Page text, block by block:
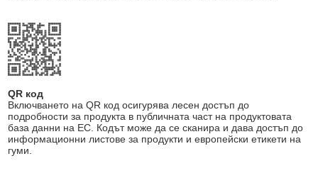
QR код
Включването на QR код осигурява лесен достъп до
подробности за продукта в публичната част на продуктовата
база данни на ЕС. Кодът може да се сканира и дава достъп до
информационни листове за продукти и европейски етикети на
гуми.